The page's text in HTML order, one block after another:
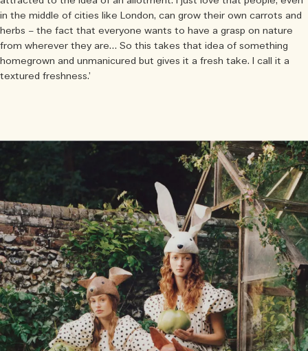
in the middle of cities like London, can grow their own carrots and
herbs – the fact that everyone wants to have a grasp on nature
from wherever they are… So this takes that idea of something
homegrown and unmanicured but gives it a fresh take. I call it a
textured freshness.’